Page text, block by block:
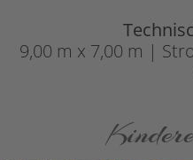
9,00 m x 7,00 m |